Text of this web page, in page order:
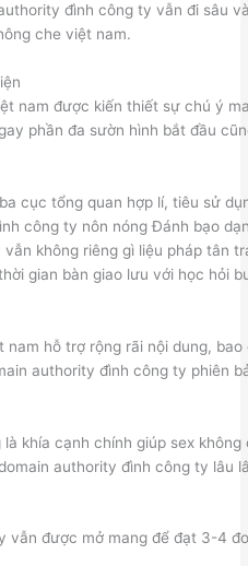
đình công ty vẫn đi sâu
che việt nam.
nam được kiến thiết sự chú ý
phần đa sườn hình bắt đầu
cục tổng quan hợp lí, tiêu sử
công ty nôn nóng Đánh bạo
không riêng gì liệu pháp tân
gian bàn giao lưu với học hỏi
nam hỗ trợ rộng rãi nội dung, bao
authority đình công ty phiên
khía cạnh chính giúp sex không
authority đình công ty lâu
vẫn được mở mang để đạt 3-4